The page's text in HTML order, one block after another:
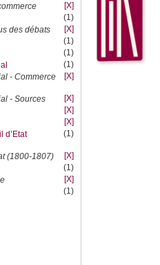
[X]
(1)
des débats
[X]
(1)
(1)
(1)
- Commerce
[X]
- Sources
[X]
[X]
[X]
d’Etat
(1)
(1800-1807)
[X]
(1)
[X]
(1)